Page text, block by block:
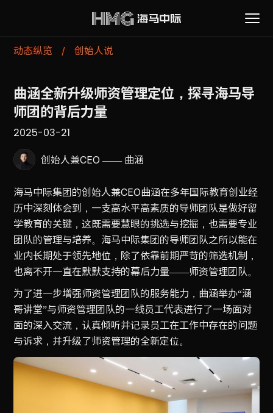
动态纵览 / 创始人说
曲涵全新升级师资管理定位，探寻海马导
师团的背后力量
2025-03-21
创始人兼CEO —— 曲涵
海马中际集团的创始人兼CEO曲涵在多年国际教育创业经
历中深刻体会到，一支高水平高素质的导师团队是做好留
学教育的关键，这既需要慧眼的挑选与挖掘，也需要专业
团队的管理与培养。海马中际集团的导师团队之所以能在
业内长期处于领先地位，除了依靠前期严苛的筛选机制，
也离不开一直在默默支持的幕后力量——师资管理团队。
为了进一步增强师资管理团队的服务能力，曲涵举办“涵
哥讲堂”与师资管理团队的一线员工代表进行了一场面对
面的深入交流，认真倾听并记录员工在工作中存在的问题
与诉求，并升级了师资管理的全新定位。